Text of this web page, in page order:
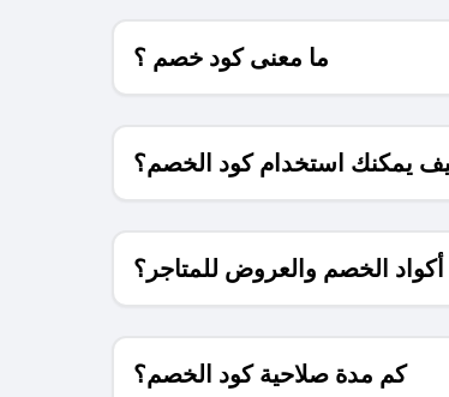
ما معنى كود خصم ؟
يمكنك استخدام كود الخصم؟
الخصم والعروض للمتاجر؟
كم مدة صلاحية كود الخصم؟